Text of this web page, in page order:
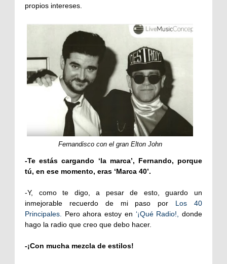
propios intereses.
Fernandisco con el gran Elton John
-Te estás cargando ‘la marca’, Fernando, porque
tú, en ese momento, eras ‘Marca 40’.
-Y, como te digo, a pesar de esto, guardo un
inmejorable recuerdo de mi paso por Los 40
Principales. Pero ahora estoy en ‘¡Qué Radio!, donde
hago la radio que creo que debo hacer.
-¡Con mucha mezcla de estilos!